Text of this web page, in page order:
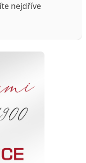
nejdříve